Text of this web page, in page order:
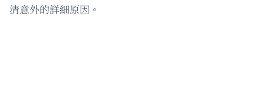
清意外的詳細原因。